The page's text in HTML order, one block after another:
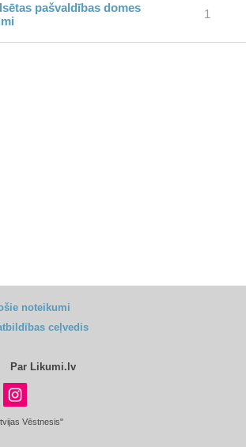
pašvaldības domes
1
noteikumi
ceļvedis
Par Likumi.lv
Vēstnesis"